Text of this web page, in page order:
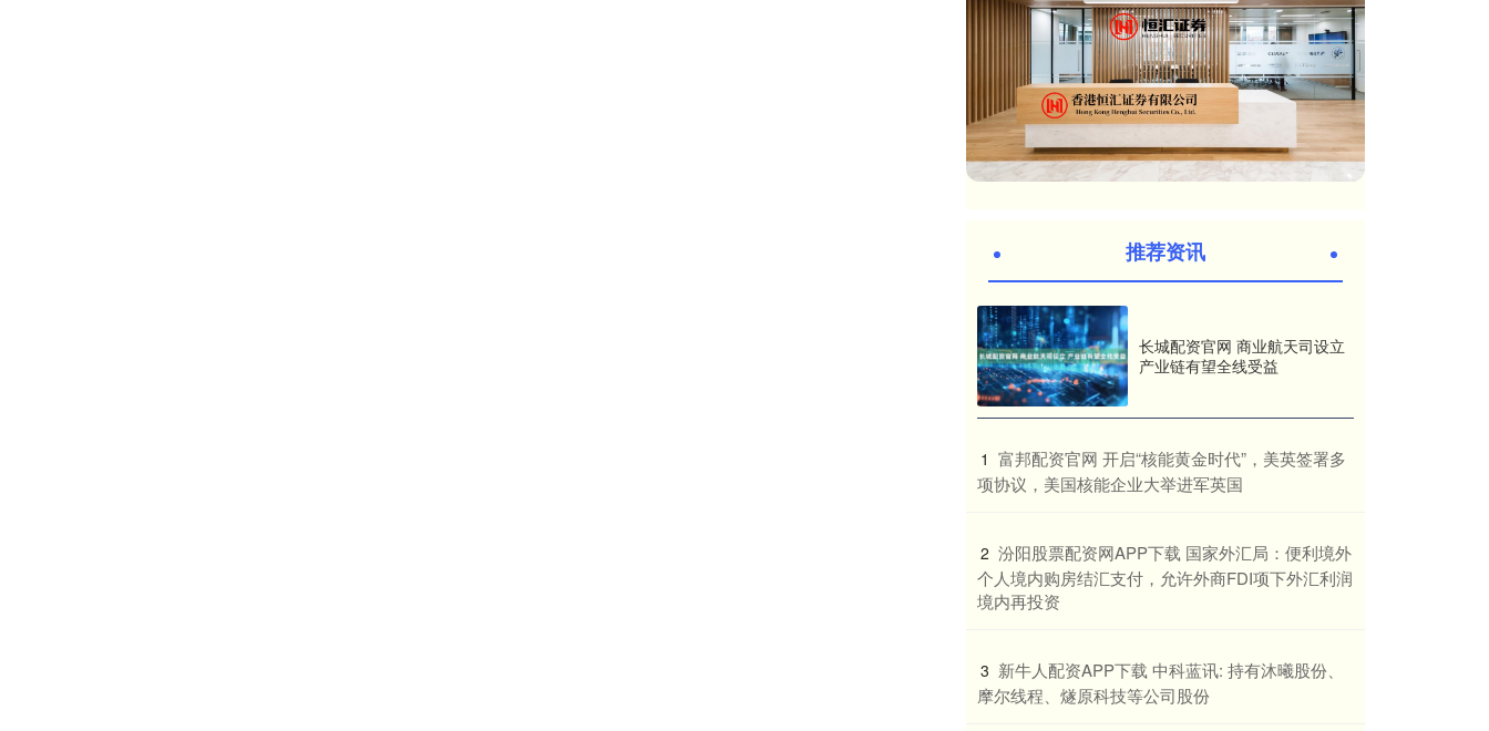
推荐资讯
长城配资官网 商业航天司设立
产业链有望全线受益
1 ​富邦配资官网 开启“核能黄金时代”，美英签署多
项协议，美国核能企业大举进军英国
2 ​汾阳股票配资网APP下载 国家外汇局：便利境外
个人境内购房结汇支付，允许外商FDI项下外汇利润
境内再投资
3 ​新牛人配资APP下载 中科蓝讯: 持有沐曦股份、
摩尔线程、燧原科技等公司股份